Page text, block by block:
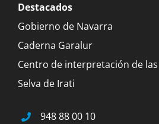
Destacados
Gobierno de Navarra
Caderna Garalur
Centro de interpretación de
Selva de Irati
948 88 00 10